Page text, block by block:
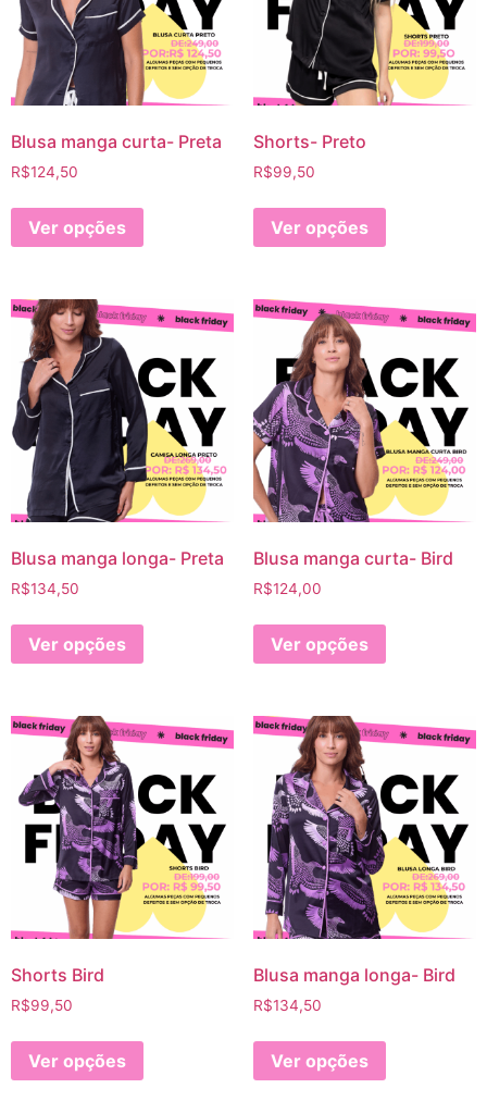
Blusa manga curta- Preta
R$124,50
Ver opções
Shorts- Preto
R$99,50
Ver opções
Blusa manga longa- Preta
R$134,50
Ver opções
Blusa manga curta- Bird
R$124,00
Ver opções
Shorts Bird
R$99,50
Ver opções
Blusa manga longa- Bird
R$134,50
Ver opções